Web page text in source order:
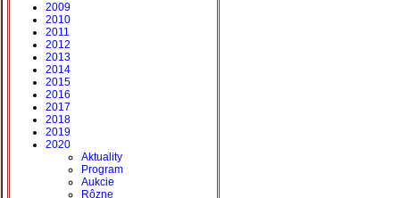
2009
2010
2011
2012
2013
2014
2015
2016
2017
2018
2019
2020
Aktuality
Program
Aukcie
Rôzne